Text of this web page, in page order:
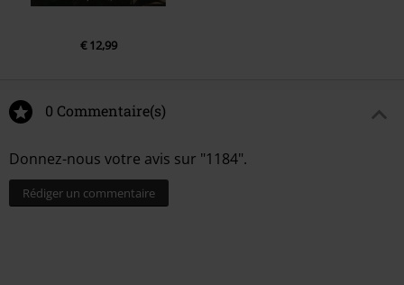
€ 12,99
0 Commentaire(s)
Donnez-nous votre avis sur "1184".
Rédiger un commentaire